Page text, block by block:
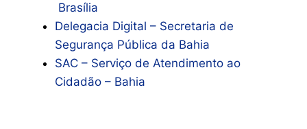
Brasília
Delegacia Digital – Secretaria de
Segurança Pública da Bahia
SAC – Serviço de Atendimento ao
Cidadão – Bahia